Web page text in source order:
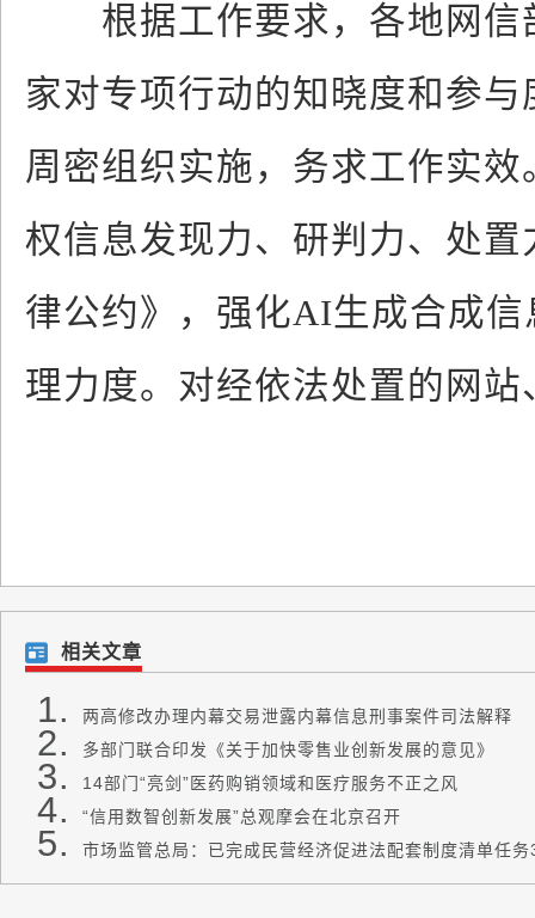
根据工作要求，各地网信
家对专项行动的知晓度和参
周密组织实施，务求工作实
权信息发现力、研判力、处
律公约》，强化AI生成合成
理力度。对经依法处置的网
相关文章
两高修改办理内幕交易泄露内幕信息刑事案件司法解释
多部门联合印发《关于加快零售业创新发展的意见》
14部门“亮剑”医药购销领域和医疗服务不正之风
“信用数智创新发展”总观摩会在北京召开
市场监管总局：已完成民营经济促进法配套制度清单任